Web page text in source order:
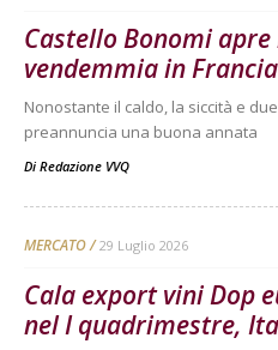
Castello Bonomi apre
vendemmia in
Nonostante il caldo, la siccità e
preannuncia una buona annata
Di Redazione VVQ
MERCATO 29 Luglio 2026
Cala export vini Dop
nel I quadrimestre,